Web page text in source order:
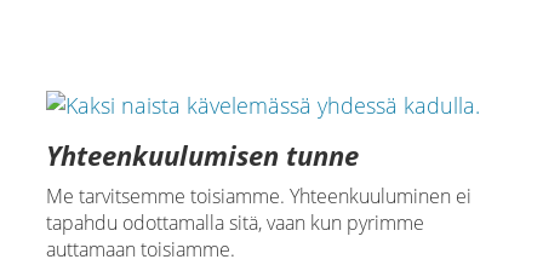
Yhteenkuulumisen tunne
Me tarvitsemme toisiamme. Yhteenkuuluminen ei
tapahdu odottamalla sitä, vaan kun pyrimme
auttamaan toisiamme.